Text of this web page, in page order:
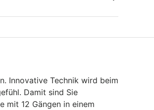
Innovative Technik wird beim
Damit sind Sie
mit 12 Gängen in einem